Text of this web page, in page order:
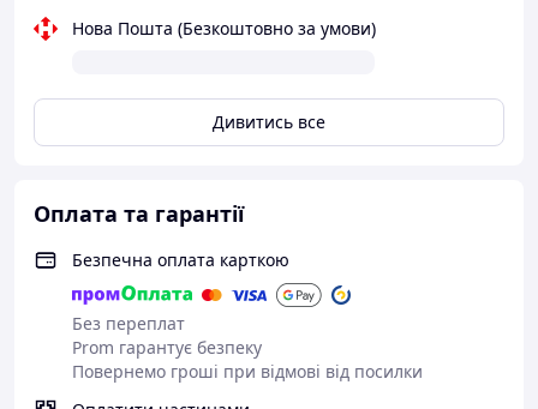
на кришці
Заварювальний чайник Kamjove TP-120
Брендована картонна упаковка
Чому варто купити Kamjove TP-120:
Оригінальна продукція Kamjove
Найкраща ціна на типоди в Україні
Професійні консультації щодо вибору
Швидка доставка по Києву та всій Україні
Самовивіз із шоуруму в Києві
Нова Пошта (Безкоштовно за умови)
Дивитись все
Оплата та гарантії
Безпечна оплата карткою
Без переплат
Prom гарантує безпеку
Повернемо гроші при відмові від посилки